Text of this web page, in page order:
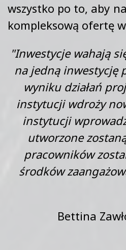
wszystko po to, aby
kompleksową ofertę
"Inwestycje wahają
na jedną inwestycję
wyniku działań
instytucji wdroży
instytucji
utworzone
pracowników
środków
Bettina